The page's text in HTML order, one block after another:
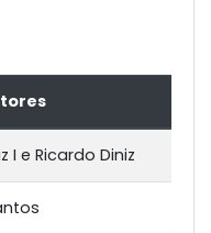
I e Ricardo Diniz